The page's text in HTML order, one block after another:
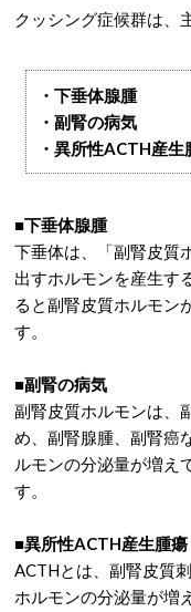
クッシング症候群は、
・下垂体腺腫
・副腎の病気
・異所性ACTH産生
■下垂体腺腫
下垂体は、「副腎皮質
出すホルモンを産生す
ると副腎皮質ホルモン
す。
■副腎の病気
副腎皮質ホルモンは、
め、副腎腺腫、副腎癌
ルモンの分泌量が増え
す。
■異所性ACTH産生腫瘍
ACTHとは、副腎皮質
ホルモンの分泌量が増